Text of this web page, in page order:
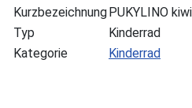
KurzbezeichnungPUKYLINO kiwi
Typ
Kinderrad
Kategorie
Kinderrad